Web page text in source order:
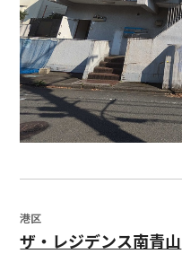
港区
ザ・レジデンス南青山